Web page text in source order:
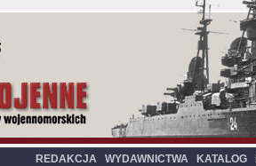
REDAKCJA WYDAWNICTWA KATALOG